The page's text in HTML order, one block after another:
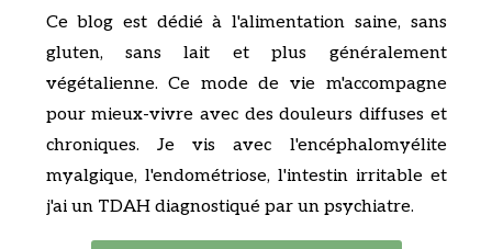
Ce blog est dédié à l'alimentation saine, sans
gluten, sans lait et plus généralement
végétalienne. Ce mode de vie m'accompagne
pour mieux-vivre avec des douleurs diffuses et
chroniques. Je vis avec l'encéphalomyélite
myalgique, l'endométriose, l'intestin irritable et
j'ai un TDAH diagnostiqué par un psychiatre.